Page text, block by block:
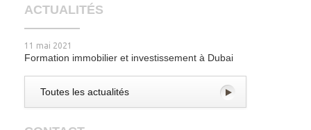
ACTUALITÉS
11 mai 2021
Formation immobilier et investissement à Dubai
Toutes les actualités